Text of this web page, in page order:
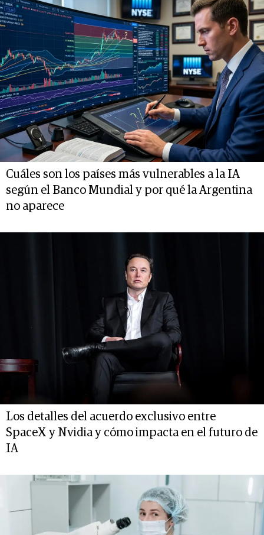
Cuáles son los países más vulnerables a la IA
según el Banco Mundial y por qué la Argentina
no aparece
Los detalles del acuerdo exclusivo entre
SpaceX y Nvidia y cómo impacta en el futuro de
IA